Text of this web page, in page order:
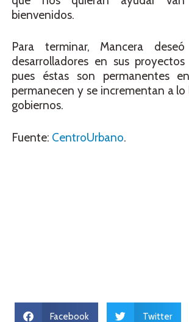
bienvenidos.
Para terminar, Mancera
desarrolladores en sus
pues éstas son permanentes
permanecen y se incrementan a lo
gobiernos.
Fuente: CentroUrbano.
Facebook Twitter